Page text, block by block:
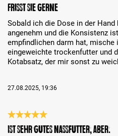
Frisst sie gerne
Sobald ich die Dose in der Hand
angenehm und die Konsistenz
empfindlichen darm hat,
eingeweichte trockenfutter und
Kotabsatz, der mir sonst zu
27.08.2025, 19:36
Bewertung mit 5 von 5 Sternen
Ist sehr gutes Nassfutter, aber….